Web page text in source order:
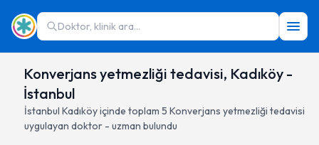
Doktor, klinik ara...
Konverjans yetmezliği tedavisi, Kadıköy -
İstanbul
İstanbul Kadıköyiçinde toplam 5 Konverjans yetmezliği tedavisi
uygulayan doktor - uzman bulundu